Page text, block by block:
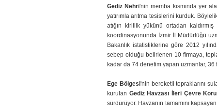
Gediz Nehri'nin memba kısmında yer
yatırımla arıtma tesislerini kurduk.
atığın kirlilik yükünü ortadan
koordinasyonunda İzmir İl Müdürlüğü
Bakanlık istatistiklerine göre 2012
sebep olduğu belirlenen 10 firmaya,
kadar da 74 denetim yapan uzmanlar,
Ege Bölgesi'nin bereketli topraklarını
kurulan Gediz Havzası İleri Çevre
sürdürüyor. Havzanın tamamını